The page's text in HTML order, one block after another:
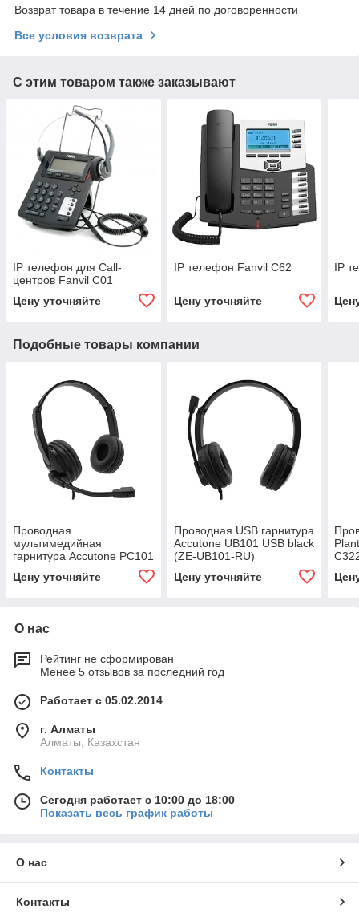
Возврат товара в течение 14 дней по договоренности
Все условия возврата
С этим товаром также заказывают
IP телефон для Call-
центров Fanvil C01
Цену уточняйте
IP телефон Fanvil C62
Цену уточняйте
IP
Подобные товары компании
Проводная
мультимедийная
гарнитура Accutone PC101
PC101-RU)
Цену уточняйте
Проводная USB гарнитура
Accutone UB101 USB black
(ZE-UB101-RU)
Цену уточняйте
О нас
Рейтинг не сформирован
Менее 5 отзывов за последний год
Работает с 05.02.2014
г. Алматы
Алматы, Казахстан
Контакты
Сегодня работает с 10:00 до 18:00
Показать весь график работы
О нас
Контакты